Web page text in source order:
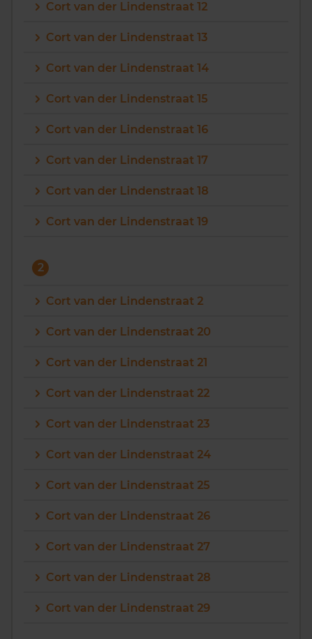
088 220 4200
Cort van der Lindenstraat 12
Cort van der Lindenstraat 13
Cort van der Lindenstraat 14
Cort van der Lindenstraat 15
Cort van der Lindenstraat 16
Cort van der Lindenstraat 17
Cort van der Lindenstraat 18
Cort van der Lindenstraat 19
2
Cort van der Lindenstraat 2
Cort van der Lindenstraat 20
Cort van der Lindenstraat 21
Cort van der Lindenstraat 22
Cort van der Lindenstraat 23
Cort van der Lindenstraat 24
Cort van der Lindenstraat 25
Cort van der Lindenstraat 26
Cort van der Lindenstraat 27
Cort van der Lindenstraat 28
Cort van der Lindenstraat 29